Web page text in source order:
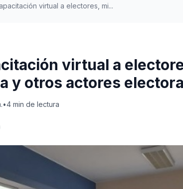
virtual a electores, mi...
virtual a
y otros actores
•4 min de lectura